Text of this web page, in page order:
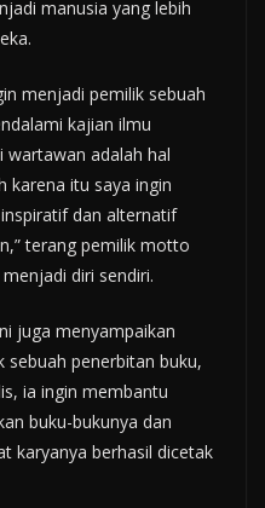
manusia yang lebih
menjadi pemilik sebuah
kajian ilmu
wartawan adalah hal
karena itu saya ingin
dan alternatif
terang pemilik motto
diri sendiri.
juga menyampaikan
sebuah penerbitan buku,
ia ingin membantu
buku-bukunya dan
karyanya berhasil dicetak